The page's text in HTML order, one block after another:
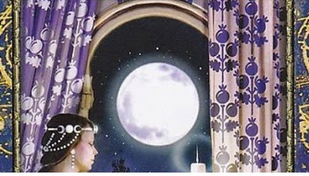
harmonioso. - Uma relação muito romântica e sensual. No amor : -
Mostra o início de um relacionamento ou o fortalecimento de um já
existente. -Paixão. -Sucesso para engravidar se esse for o desejo.
Na saúde : -Boa saúde em geral. No dinheiro: - Vida folgada graças
à grande competência que o consulente tem no campo em que
trabalha. - Pessoa com grande potencial. No trabalho : - Para o
consulente desempregado, virá um trabalho muito bem renumerado.
- Para quem está empregado, anuncia aumento de salário ou
melhorias substancia...